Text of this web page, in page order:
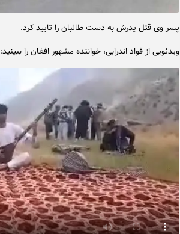
پسر وی قتل پدرش به دست طالبان را تایید کرد.
ویدئویی از فواد اندرابی، خواننده مشهور افغان را ببینید: